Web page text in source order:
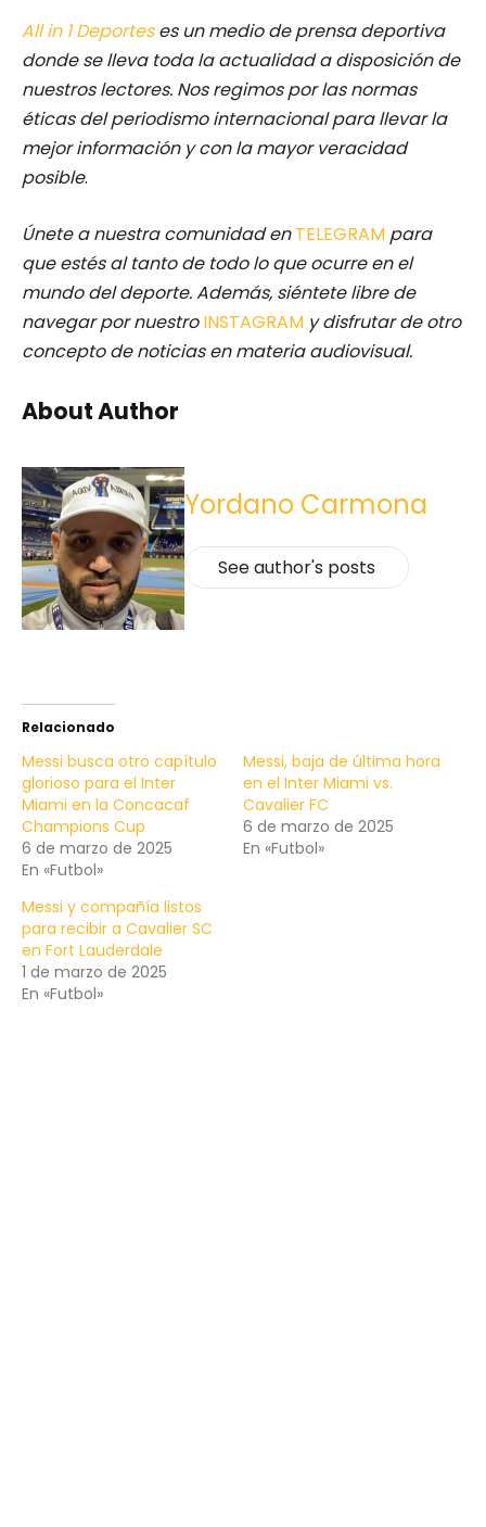
All in 1 Deporteses un medio de prensa deportiva
donde se lleva toda la actualidad a disposición de
nuestros lectores. Nos regimos por las normas
éticas del periodismo internacional para llevar la
mejor información y con la mayor veracidad
posible.
Únete a nuestra comunidad enTELEGRAM para
que estés al tanto de todo lo que ocurre en el
mundo del deporte. Además, siéntete libre de
navegar por nuestro INSTAGRAM y disfrutar de otro
concepto de noticias en materia audiovisual.
About Author
Yordano Carmona
See author's posts
Relacionado
Messi busca otro capítulo
glorioso para el Inter
Miami en la Concacaf
Champions Cup
6 de marzo de 2025
En «Futbol»
Messi, baja de última hora
en el Inter Miami vs.
Cavalier FC
6 de marzo de 2025
En «Futbol»
Messi y compañía listos
para recibir a Cavalier SC
en Fort Lauderdale
1 de marzo de 2025
En «Futbol»